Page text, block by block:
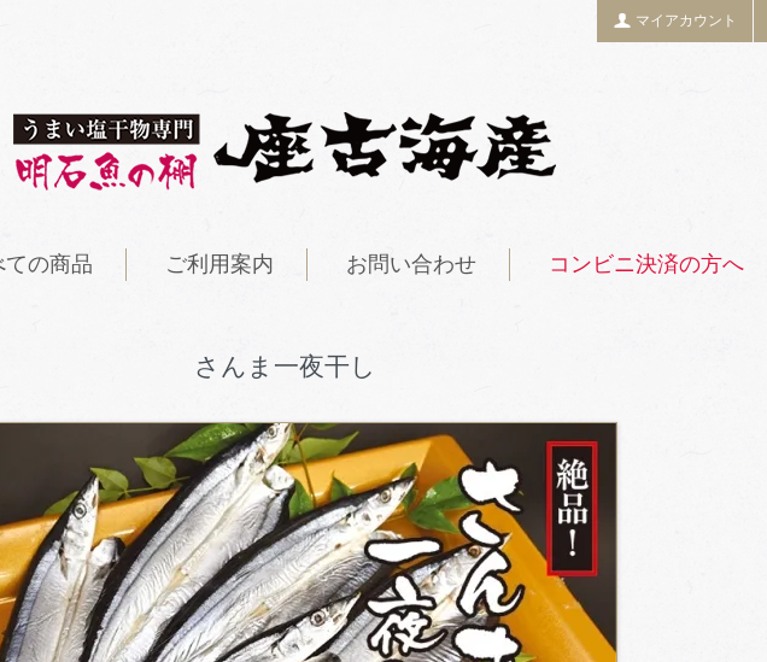
マイアカウント
ての商品 ご利用案内 お問い合わせ コンビニ決済の方へ
さんま一夜干し